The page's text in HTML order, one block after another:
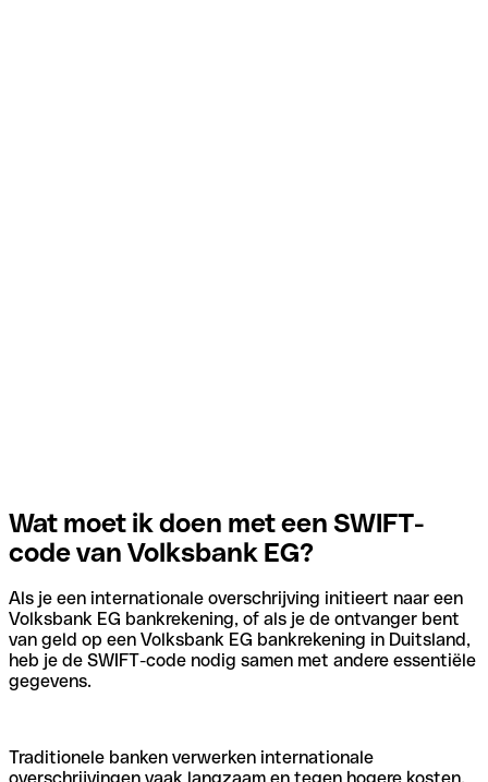
Wat moet ik doen met een SWIFT-
code van Volksbank EG?
Als je een internationale overschrijving initieert naar een
Volksbank EG bankrekening, of als je de ontvanger bent
van geld op een Volksbank EG bankrekening in Duitsland,
heb je de SWIFT-code nodig samen met andere essentiële
gegevens.
Traditionele banken verwerken internationale